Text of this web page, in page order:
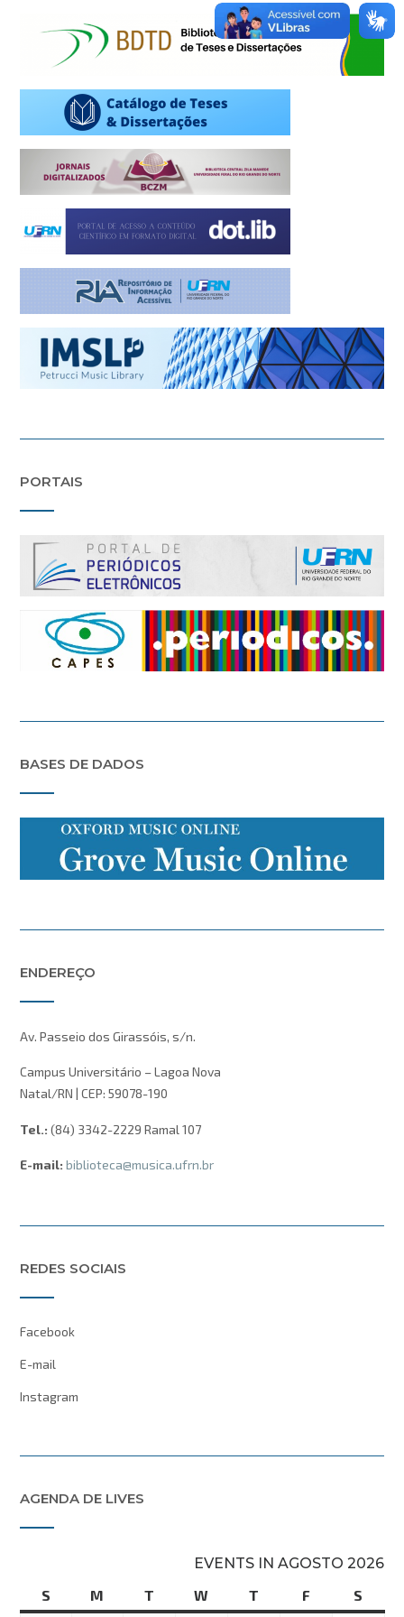
PORTAIS
BASES DE DADOS
ENDEREÇO
Av. Passeio dos Girassóis, s/n.
Campus Universitário – Lagoa Nova
Natal/RN | CEP: 59078-190
Tel.: (84) 3342-2229 Ramal 107
E-mail: biblioteca@musica.ufrn.br
REDES SOCIAIS
Facebook
E-mail
Instagram
AGENDA DE LIVES
EVENTS IN AGOSTO 2026
S domingo
M segunda-
T terça-W quarta-
T quinta-
Fsexta-S